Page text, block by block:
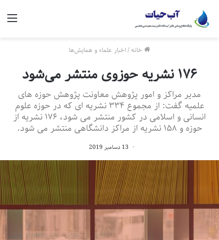
خانه/اخبار علماء و همایش‌ها
۱۷۶ نشریه حوزوی منتشر می‌شود
مدیر مراکز و امور پژوهش معاونت پژوهش حوزه های
علمیه گفت: از مجموع ۳۳۴ نشریه ای که در حوزه علوم
انسانی و اسلامی در کشور منتشر می شود، ۱۷۶ نشریه از
حوزه و ۱۵۸ نشریه از مراکز دانشگاهی منتشر می شود.
13 دسامبر 2019